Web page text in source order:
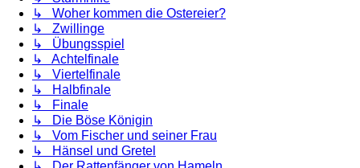
↳ Woher kommen die Ostereier?
↳ Zwillinge
↳ Übungsspiel
↳ Achtelfinale
↳ Viertelfinale
↳ Halbfinale
↳ Finale
↳ Die Böse Königin
↳ Vom Fischer und seiner Frau
↳ Hänsel und Gretel